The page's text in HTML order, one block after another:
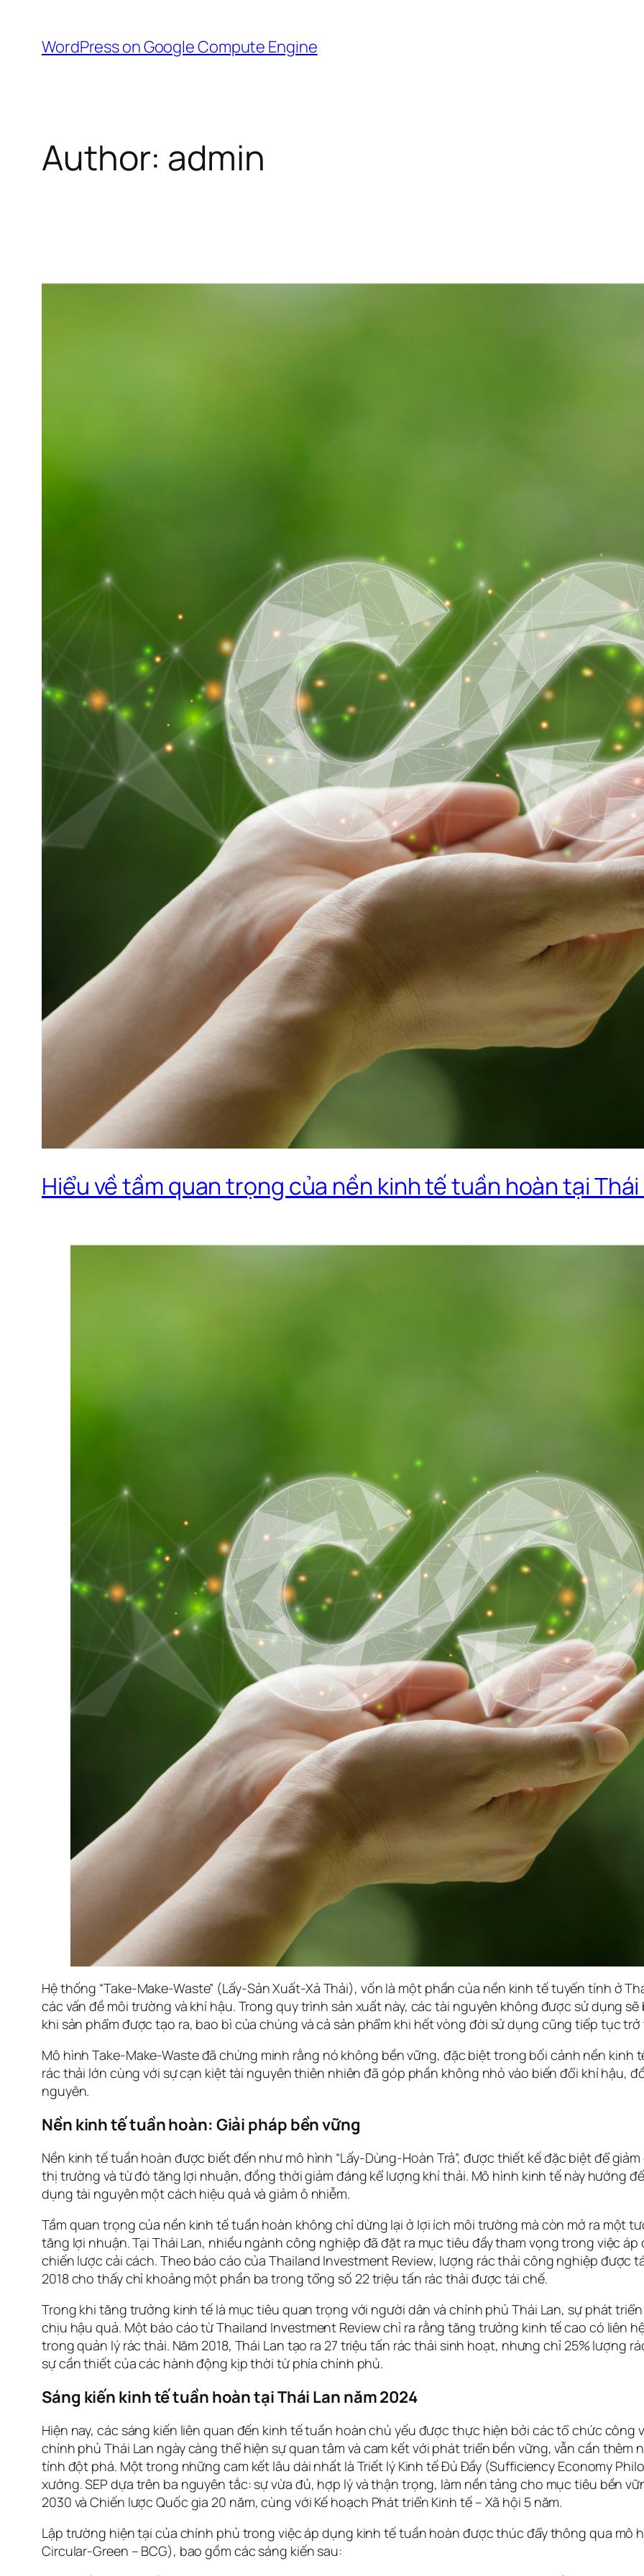
content
WordPress on Google Compute Engine
Author: admin
Hiểu về tầm quan trọng của nền kinh tế tuần hoàn tại Thái
Hệ thống “Take-Make-Waste” (Lấy-Sản Xuất-Xả Thải), vốn là một phần của nền kinh tế tuyến tính ở
các vấn đề môi trường và khí hậu. Trong quy trình sản xuất này, các tài nguyên không được sử dụng
khi sản phẩm được tạo ra, bao bì của chúng và cả sản phẩm khi hết vòng đời sử dụng cũng tiếp tục
Mô hình Take-Make-Waste đã chứng minh rằng nó không bền vững, đặc biệt trong bối cảnh nền kinh
rác thải lớn cùng với sự cạn kiệt tài nguyên thiên nhiên đã góp phần không nhỏ vào biến đổi khí hậu,
nguyên.
Nền kinh tế tuần hoàn: Giải pháp bền vững
Nền kinh tế tuần hoàn được biết đến như mô hình “Lấy-Dùng-Hoàn Trả”, được thiết kế đặc biệt để
thị trường và từ đó tăng lợi nhuận, đồng thời giảm đáng kể lượng khí thải. Mô hình kinh tế này hướng
dụng tài nguyên một cách hiệu quả và giảm ô nhiễm.
Tầm quan trọng của nền kinh tế tuần hoàn không chỉ dừng lại ở lợi ích môi trường mà còn mở ra một
tăng lợi nhuận. Tại Thái Lan, nhiều ngành công nghiệp đã đặt ra mục tiêu đầy tham vọng trong việc
chiến lược cải cách. Theo báo cáo củaThailand Investment Review, lượng rác thải công nghiệp được
2018 cho thấy chỉ khoảng một phần ba trong tổng số 22 triệu tấn rác thải được tái chế.
Trong khi tăng trưởng kinh tế là mục tiêu quan trọng với người dân và chính phủ Thái Lan, sự phát
chịu hậu quả. Một báo cáo từThailand Investment Reviewchỉ ra rằng tăng trưởng kinh tế cao có liên
trong quản lý rác thải. Năm 2018, Thái Lan tạo ra 27 triệu tấn rác thải sinh hoạt, nhưng chỉ 25% lượng
sự cần thiết của các hành động kịp thời từ phía chính phủ.
Sáng kiến kinh tế tuần hoàn tại Thái Lan năm 2024
Hiện nay, các sáng kiến liên quan đến kinh tế tuần hoàn chủ yếu được thực hiện bởi các tổ chức
chính phủ Thái Lan ngày càng thể hiện sự quan tâm và cam kết với phát triển bền vững, vẫn cần
tính đột phá. Một trong những cam kết lâu dài nhất là Triết lý Kinh tế Đủ Đầy (Sufficiency Economy
xướng. SEP dựa trên ba nguyên tắc: sự vừa đủ, hợp lý và thận trọng, làm nền tảng cho mục tiêu bền
2030 và Chiến lược Quốc gia 20 năm, cùng với Kế hoạch Phát triển Kinh tế – Xã hội 5 năm.
Lập trường hiện tại của chính phủ trong việc áp dụng kinh tế tuần hoàn được thúc đẩy thông qua mô
Circular-Green – BCG), bao gồm các sáng kiến sau: